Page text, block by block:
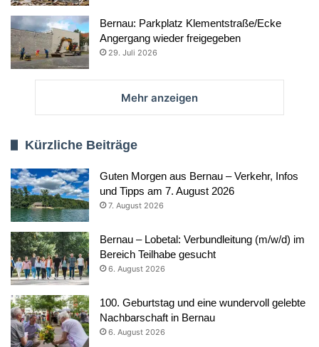
Bernau: Parkplatz Klementstraße/Ecke
Angergang wieder freigegeben
29. Juli 2026
Mehr anzeigen
Kürzliche Beiträge
Guten Morgen aus Bernau – Verkehr, Infos
und Tipps am 7. August 2026
7. August 2026
Bernau – Lobetal: Verbundleitung (m/w/d) im
Bereich Teilhabe gesucht
6. August 2026
100. Geburtstag und eine wundervoll gelebte
Nachbarschaft in Bernau
6. August 2026